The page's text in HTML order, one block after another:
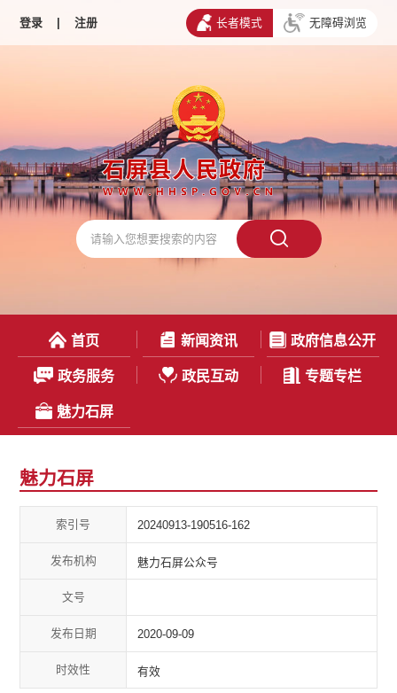
登录 | 注册 长者模式 无障碍浏览
首页 新闻资讯 政府信息公开
政务服务 政民互动 专题专栏
魅力石屏
魅力石屏
索引号 20240913-190516-162
发布机构 魅力石屏公众号
文号
发布日期 2020-09-09
时效性 有效